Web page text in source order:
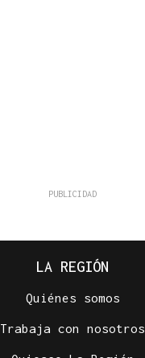
LA REGIÓN
Quiénes somos
Trabaja con nosotros